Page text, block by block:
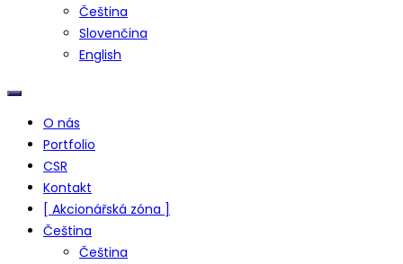
Čeština
Slovenčina
English
O nás
Portfolio
CSR
Kontakt
[ Akcionářská zóna ]
Čeština
Čeština